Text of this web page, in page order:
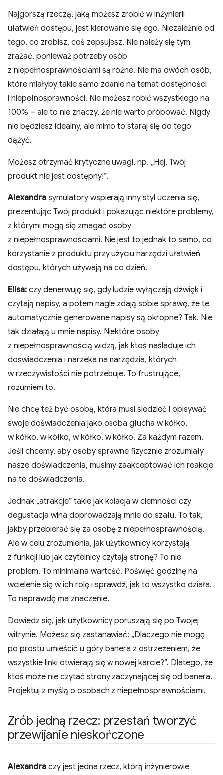
Najgorszą rzeczą, jaką możesz zrobić w inżynierii
ułatwień dostępu, jest kierowanie się ego. Niezależnie od
tego, co zrobisz, coś zepsujesz. Nie należy się tym
zrażać, ponieważ potrzeby osób
z niepełnosprawnościami są różne. Nie ma dwóch osób,
które miałyby takie samo zdanie na temat dostępności
i niepełnosprawności. Nie możesz robić wszystkiego na
100% – ale to nie znaczy, że nie warto próbować. Nigdy
nie będziesz idealny, ale mimo to staraj się do tego
dążyć.
Możesz otrzymać krytyczne uwagi, np. „Hej, Twój
produkt nie jest dostępny!”.
Alexandra symulatory wspierają inny styl uczenia się,
prezentując Twój produkt i pokazując niektóre problemy,
z którymi mogą się zmagać osoby
z niepełnosprawnościami. Nie jest to jednak to samo, co
korzystanie z produktu przy użyciu narzędzi ułatwień
dostępu, których używają na co dzień.
Elisa: czy denerwuję się, gdy ludzie wyłączają dźwięk i
czytają napisy, a potem nagle zdają sobie sprawę, że te
automatycznie generowane napisy są okropne? Tak. Nie
tak działają u mnie napisy. Niektóre osoby
z niepełnosprawnością widzą, jak ktoś naśladuje ich
doświadczenia i narzeka na narzędzia, których
w rzeczywistości nie potrzebuje. To frustrujące,
rozumiem to.
Nie chcę też być osobą, która musi siedzieć i opisywać
swoje doświadczenia jako osoba głucha w kółko,
w kółko, w kółko, w kółko, w kółko. Za każdym razem.
Jeśli chcemy, aby osoby sprawne fizycznie zrozumiały
nasze doświadczenia, musimy zaakceptować ich reakcje
na te doświadczenia.
Jednak „atrakcje” takie jak kolacja w ciemności czy
degustacja wina doprowadzają mnie do szału. To tak,
jakby przebierać się za osobę z niepełnosprawnością.
Ale w celu zrozumienia, jak użytkownicy korzystają
z funkcji lub jak czytelnicy czytają stronę? To nie
problem. To minimalna wartość. Poświęć godzinę na
wcielenie się w ich rolę i sprawdź, jak to wszystko działa.
To naprawdę ma znaczenie.
Dowiedz się, jak użytkownicy poruszają się po Twojej
witrynie. Możesz się zastanawiać: „Dlaczego nie mogę
po prostu umieścić u góry banera z ostrzeżeniem, że
wszystkie linki otwierają się w nowej karcie?”. Dlatego, że
ktoś może nie czytać strony zaczynającej się od banera.
Projektuj z myślą o osobach z niepełnosprawnościami.
Zrób jedną rzecz: przestań tworzyć
przewijanie nieskończone
Alexandra czy jest jedna rzecz, którą inżynierowie